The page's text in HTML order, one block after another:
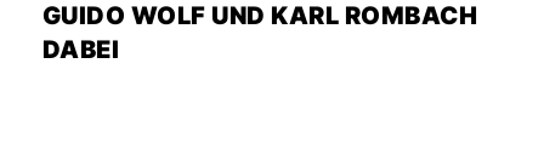
GUIDO WOLF UND KARL ROMBACH
DABEI